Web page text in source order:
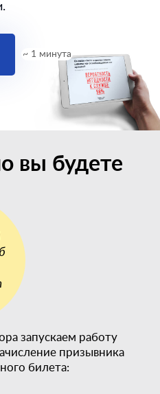
~ 1 минута
вы будете
запускаем работу
призывника
билета: